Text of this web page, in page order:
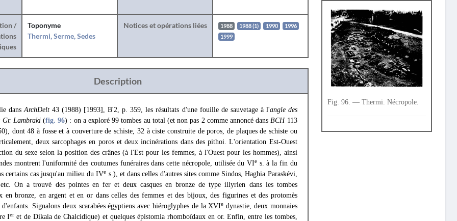
/
Toponyme
Thermi, Serme, Sedes
Notices et opérations liées 1988 1988 (1) 1990
1996
1999
Description
dansArchDelt43 (1988) [1993], B'2, p. 359, les résultats d'une fouille de sauvetage à l'angle des
Gr. Lambraki(fig. 96) : on a exploré 99 tombes au total (et non pas 2 comme annoncé dansBCH 113
dont 48 à fosse et à couverture de schiste, 32 à ciste construite de poros, de plaques de schiste ou
deux sarcophages en poros et deux incinérations dans des pithoi. L'orientation Est-Ouest
du sexe selon la position des crânes (à l'Est pour les femmes, à l'Ouest pour les hommes), ainsi
montrent l'uniformité des coutumes funéraires dans cette nécropole, utilisée du VIe s. à la fin du
certains cas jusqu'au milieu du IVe s.), et dans celles d'autres sites comme Sindos, Haghia Paraskévi,
On a trouvé des pointes en fer et deux casques en bronze de type illyrien dans les tombes
en bronze, en argent et en or dans celles des femmes et des bijoux, des figurines et des protomès
Signalons deux scarabées égyptiens avec hiéroglyphes de la XVIe dynastie, deux monnaies
Ier et de Dikaia de Chalcidique) et quelques épistomia rhomboïdaux en or. Enfin, entre les tombes,
Fig. 96. — Thermi. Nécropole.